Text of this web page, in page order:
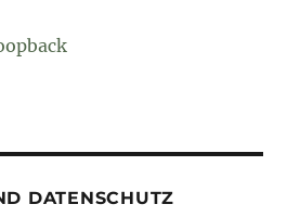
DATENSCHUTZ